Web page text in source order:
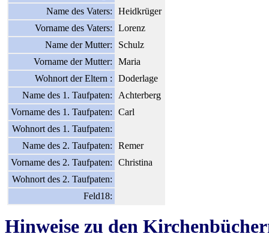
Name des Vaters:
Heidkrüger
Vorname des Vaters:
Lorenz
Name der Mutter:
Schulz
Vorname der Mutter:
Maria
Wohnort der Eltern :
Doderlage
Name des 1. Taufpaten:
Achterberg
Vorname des 1. Taufpaten:
Carl
Wohnort des 1. Taufpaten:
Name des 2. Taufpaten:
Remer
Vorname des 2. Taufpaten:
Christina
Wohnort des 2. Taufpaten:
Feld18:
Hinweise zu den